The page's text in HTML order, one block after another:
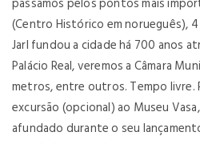
(Centro Histórico em norueguês),
Jarl fundou a cidade há 700 anos
Palácio Real, veremos a Câmara
metros, entre outros. Tempo livre.
excursão (opcional) ao Museu
afundado durante o seu